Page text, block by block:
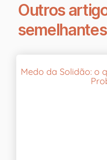
Outros
Medo da Solidão: o